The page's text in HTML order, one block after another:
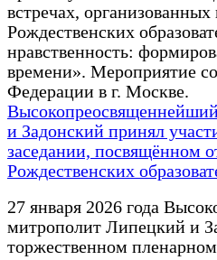
встречах,
Рождественских
нравственность:
времени». Мероприятие
Федерации в г. Москве.
и Задонский принял
заседании,
Рождественских
27 января 2026 года
митрополит Липецкий и
торжественном